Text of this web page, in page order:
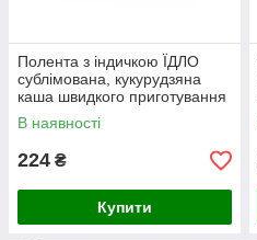
Полента з індичкою ЇДЛО
сублімована, кукурудзяна
каша швидкого приготування
з овочами для подорожей,
100 г
В наявності
224 ₴
Купити